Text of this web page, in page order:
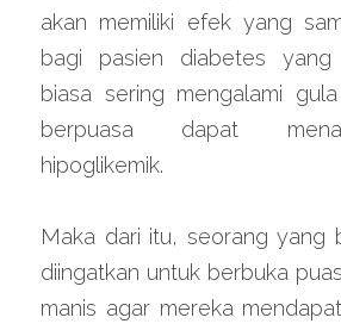
akan memiliki efek yang
bagi pasien diabetes yang
biasa sering mengalami
berpuasa dapat
hipoglikemik.
Maka dari itu, seorang yang
diingatkan untuk berbuka
manis agar mereka